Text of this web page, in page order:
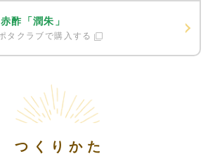
酢「潤朱」
タクラブで購入する
つくりかた